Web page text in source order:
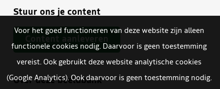
Stuur ons je content
Over deze beeldbank
Voor het goed functioneren van deze website zijn alleen
functionele cookies nodig. Daarvoor is geen toestemming
vereist. Ook gebruikt deze website analytische cookies
(Google Analytics). Ook daarvoor is geen toestemming nodig.